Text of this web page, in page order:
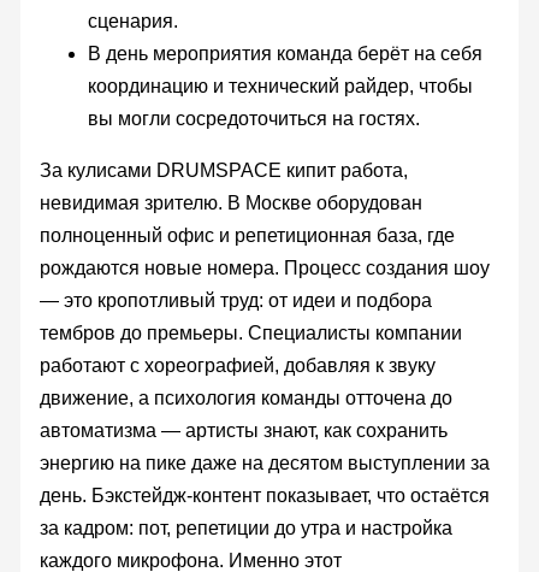
сценария.
В день мероприятия команда берёт на себя
координацию и технический райдер, чтобы
вы могли сосредоточиться на гостях.
За кулисами DRUMSPACE кипит работа,
невидимая зрителю. В Москве оборудован
полноценный офис и репетиционная база, где
рождаются новые номера. Процесс создания шоу
— это кропотливый труд: от идеи и подбора
тембров до премьеры. Специалисты компании
работают с хореографией, добавляя к звуку
движение, а психология команды отточена до
автоматизма — артисты знают, как сохранить
энергию на пике даже на десятом выступлении за
день. Бэкстейдж-контент показывает, что остаётся
за кадром: пот, репетиции до утра и настройка
каждого микрофона. Именно этот